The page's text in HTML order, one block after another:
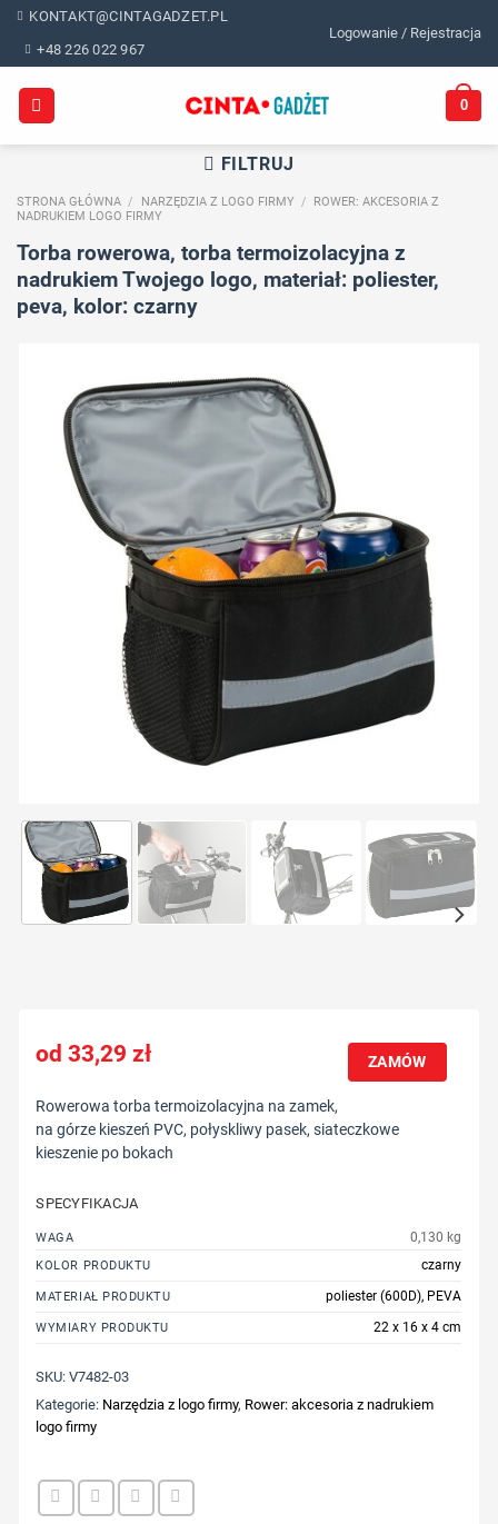
Skip
content
KONTAKT@CINTAGADZET.PL
+48 226 022 967
Logowanie / Rejestracja
0
FILTRUJ
STRONA GŁÓWNA / NARZĘDZIA Z LOGO FIRMY /
ROWER: AKCESORIA Z
NADRUKIEM LOGO FIRMY
Torba rowerowa, torba termoizolacyjna z
nadrukiem Twojego logo, materiał: poliester,
peva, kolor: czarny
33,29zł ZAMÓW
Rowerowa torba termoizolacyjna na zamek,
na górze kieszeń PVC, połyskliwy pasek, siateczkowe
kieszenie po bokach
SPECYFIKACJA
WAGA 0,130 kg
KOLOR PRODUKTU czarny
MATERIAŁ PRODUKTU poliester (600D), PEVA
WYMIARY PRODUKTU 22 x 16 x 4 cm
SKU:V7482-03
Kategorie: Narzędzia z logo firmy, Rower: akcesoria z nadrukiem
logo firmy